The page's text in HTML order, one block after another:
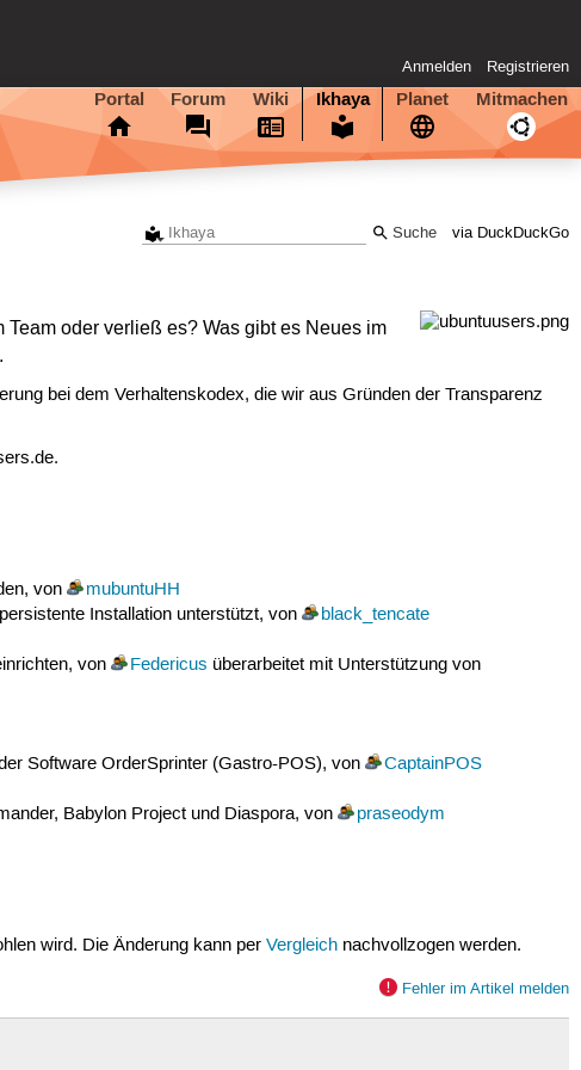
Anmelden Registrieren
Portal Forum Wiki Ikhaya Planet Mitmachen
via DuckDuckGo
oder verließ es? Was gibt es Neues im
bei dem Verhaltenskodex, die wir aus Gründen der Transparenz
von
mubuntuHH
Installation unterstützt, von
black_tencate
von Federicus überarbeitet mit Unterstützung von
Software OrderSprinter (Gastro-POS), von
CaptainPOS
Babylon Project und Diaspora, von
praseodym
wird. Die Änderung kann perVergleich nachvollzogen werden.
Fehler im Artikel melden